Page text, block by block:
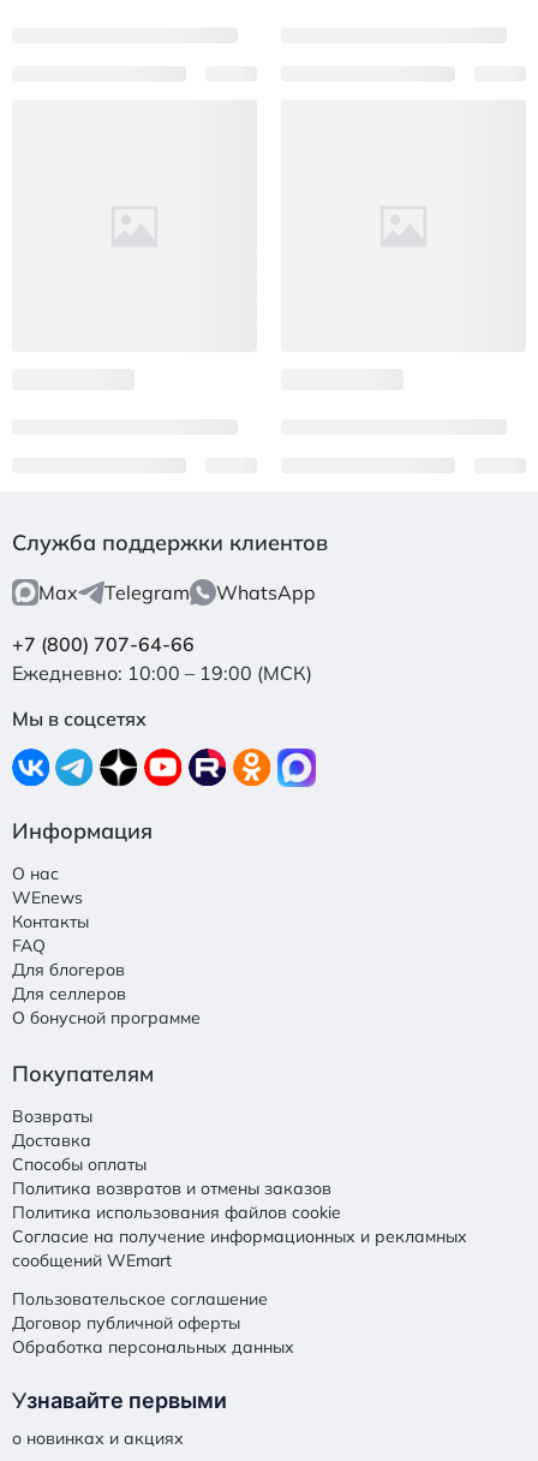
Служба поддержки клиентов
Max Telegram WhatsApp
+7 (800) 707-64-66
Ежедневно: 10:00 – 19:00 (МСК)
Мы в соцсетях
Информация
О нас
WEnews
Контакты
FAQ
Для блогеров
Для селлеров
О бонусной программе
Покупателям
Возвраты
Доставка
Способы оплаты
Политика возвратов и отмены заказов
Политика использования файлов cookie
Согласие на получение информационных и рекламных
сообщений WEmart
Пользовательское соглашение
Договор публичной оферты
Обработка персональных данных
Узнавайте первыми
о новинках и акциях